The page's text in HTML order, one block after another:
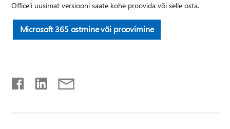
Office’i uusimat versiooni saate kohe proovida või selle osta.
Microsoft 365 ostmine või proovimine